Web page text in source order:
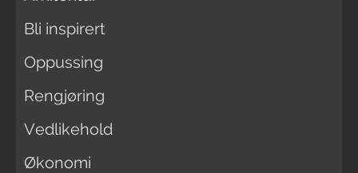
Bli inspirert
Oppussing
Rengjøring
Vedlikehold
Økonomi